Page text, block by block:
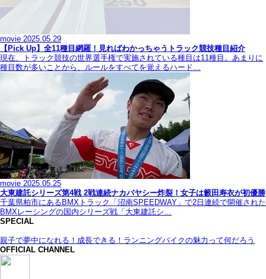
movie 2025.05.29
【Pick Up】全11種目網羅！見ればわかっちゃうトラック競技種目紹介
現在、トラック競技の世界選手権で実施されている種目は11種目。あまりに
種目数が多いことから、ルールをすべてを覚えるハード…
movie 2025.05.25
大東建託シリーズ第4戦 2戦連続ナカバヤシー炸裂！女子は籔田寿衣が初優勝
千葉県柏市にあるBMXトラック「沼南SPEEDWAY」で2日連続で開催された
BMXレーシングの国内シリーズ戦「大東建託シ…
SPECIAL
親子で夢中になれる！成長できる！ランニングバイクの魅力って何だろう
OFFICIAL CHANNEL